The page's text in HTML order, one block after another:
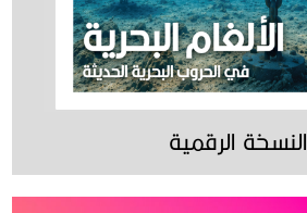
النسخة الرقمية